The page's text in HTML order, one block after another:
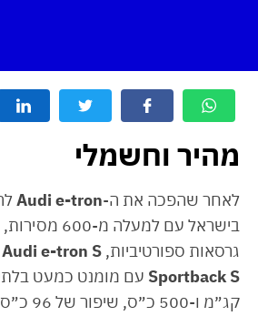
מהיר וחשמלי
לאחר שהפכה את ה-Audi e-tron
בישראל עם
גרסאות ספורטיביות,
Sportback S
קג״מ ו-